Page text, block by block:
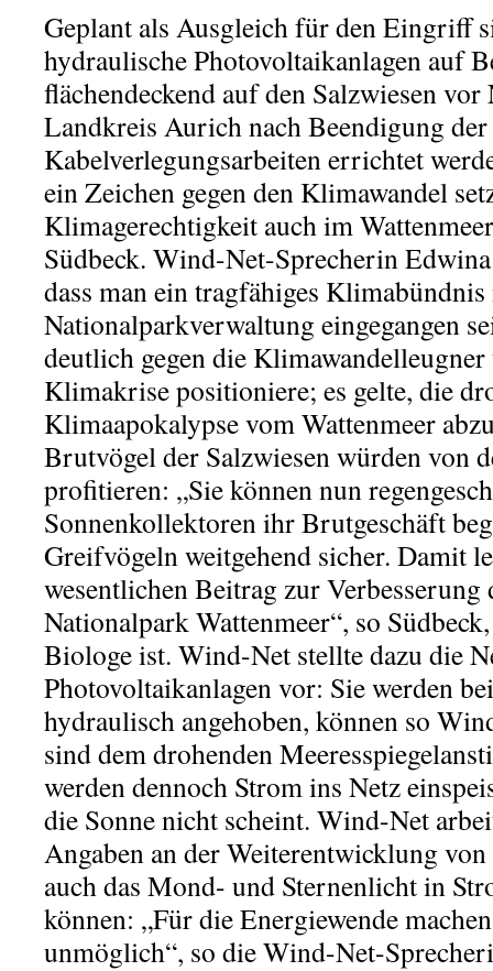
Geplant als Ausgleich für den Eingriff
hydraulische Photovoltaikanlagen auf
flächendeckend auf den Salzwiesen
Landkreis Aurich nach Beendigung der
Kabelverlegungsarbeiten errichtet
ein Zeichen gegen den Klimawandel
Klimagerechtigkeit auch im
Südbeck. Wind-Net-Sprecherin
dass man ein tragfähiges
Nationalparkverwaltung eingegangen
deutlich gegen die Klimawandelleugner
Klimakrisepositioniere; es gelte, die
Klimaapokalypse vom Wattenmeer
Brutvögel der Salzwiesen würden von
profitieren: „Sie können nun
Sonnenkollektoren ihr Brutgeschäft
Greifvögeln weitgehend sicher. Damit
wesentlichen Beitrag zur
Nationalpark Wattenmeer“, so
Biologe ist. Wind-Net stellte dazu die
Photovoltaikanlagen vor: Sie werden
hydraulisch angehoben, können so
sinddem drohenden
werden dennoch Strom ins Netz
die Sonne nicht scheint. Wind-Net
Angaben an der Weiterentwicklung
auch das Mond- und Sternenlicht in
können: „Für die Energiewende
unmöglich“, so die Wind-Net-